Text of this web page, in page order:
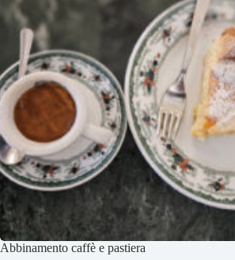
Abbinamento caffè e pastiera